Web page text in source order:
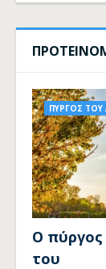
ΠΥΡΓΟΣ ΤΟΥ
Ο πύργος
του